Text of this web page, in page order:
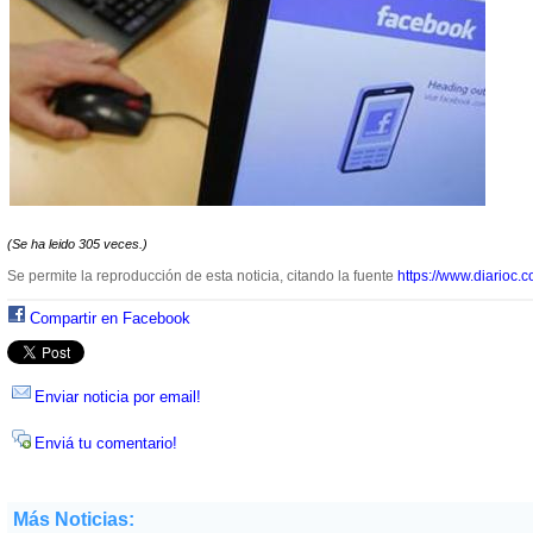
(Se ha leido 305 veces.)
Se permite la reproducción de esta noticia, citando la fuente https://
Compartir en Facebook
Enviar noticia por email!
Enviá tu comentario!
Más Noticias: